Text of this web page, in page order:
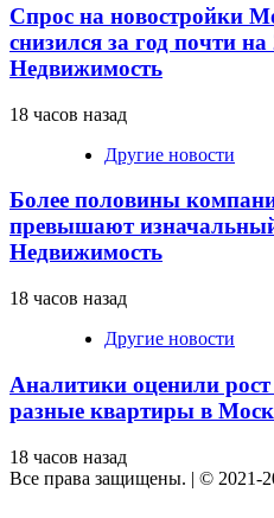
Спрос на новостройки
снизился за год почти
Недвижимость
18 часов назад
Другие новости
Более половины
превышают
Недвижимость
18 часов назад
Другие новости
Аналитики оценили
разные квартиры в
18 часов назад
Все права защищены. | © 2021-